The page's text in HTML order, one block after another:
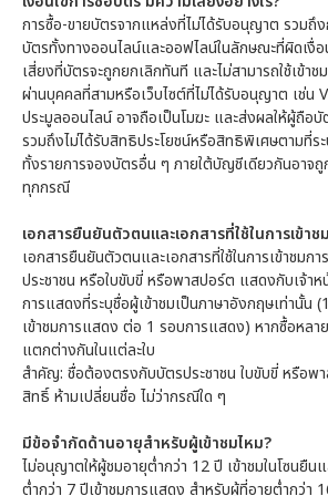
การซื้อ-ขายบัตรจากแหล่งที่ไม่ได้รับอนุญาต รวมถึ
บัตรทั้งทางออนไลน์และออฟไลน์ในลักษณะที่ผิดเงื่อ
เสี่ยงที่บัตรจะถูกยกเลิกทันที และไม่สามารถใช้เข้า
ผ่านบุคคลที่สามหรือเว็บไซต์ที่ไม่ได้รับอนุญาต เช่น
ประมูลออนไลน์ อาจถือเป็นโมฆะ และส่งผลให้ผู้ถือ
รวมถึงไม่ได้รับสิทธิประโยชน์หรือสิทธิพิเศษตามที่ร
ทั้งรายการจองบัตรอื่น ๆ ภายใต้บัญชีเดียวกันอาจถู
ทุกกรณี
เอกสารยืนยันตัวตนและเอกสารที่ใช้ในการเข้าช
เอกสารยืนยันตัวตนและเอกสารที่ใช้ในการเข้าชมก
ประชาชน หรือใบขับขี่ หรือพาสปอร์ต แสดงกับเจ้า
การแสดงที่ระบุชื่อผู้เข้าชมเป็นภาษาอังกฤษเท่านั้น
เข้าชมการแสดง ต่อ 1 รอบการแสดง) หากซื้อหลา
แตกต่างกันในแต่ละใบ
สำคัญ: ชื่อต้องตรงกับบัตรประชาชน ใบขับขี่ หรือพ
สิทธิ์ ห้ามเปลี่ยนชื่อ ไม่ว่ากรณีใด ๆ
มีข้อจำกัดด้านอายุสำหรับผู้เข้าชมไหม?
ไม่อนุญาตให้ผู้ชมอายุต่ำกว่า 12 ปี เข้าชมในโซนยืน
ต่ำกว่า 7 ปีเข้าชมการแสดง สำหรับผู้ที่อายุต่ำกว่า